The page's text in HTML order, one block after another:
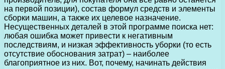
на первой позиции), состав формул средств и элементы
сборки машин, а также их целевое назначение.
Несущественных деталей в этой программе поиска нет:
любая ошибка может привести к негативным
последствиям, и низкая эффективность уборки (то есть
отсутствие обоснования затрат) – наиболее
благоприятное из них. Вот, почему, начинать действия